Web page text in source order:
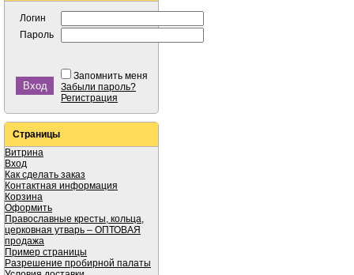
Логин
Пароль
Запомнить меня
Забыли пароль?
Регистрация
Страницы
Витрина
Вход
Как сделать заказ
Контактная информация
Корзина
Оформить
Православные кресты, кольца,
церковная утварь – ОПТОВАЯ
продажа
Пример страницы
Разрешение пробирной палаты